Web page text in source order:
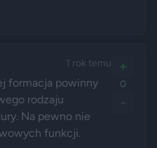
1 rok temu
formacja powinny
rodzaju
Na pewno nie
funkcji.
+
0
-